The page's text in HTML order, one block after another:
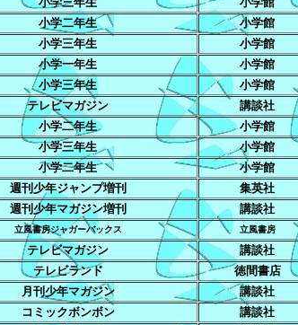
小学二年生 小学館
小学三年生 小学館
小学一年生 小学館
小学三年生 小学館
テレビマガジン 講談社
小学二年生 小学館
小学三年生 小学館
小学二年生 小学館
週刊少年ジャンプ増刊 集英社
週刊少年マガジン増刊 講談社
立風書房ジャガーバックス 立風書房
テレビマガジン 講談社
テレビランド 徳間書店
月刊少年マガジン 講談社
コミックボンボン 講談社